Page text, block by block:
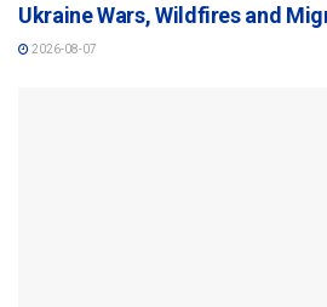
Ukraine Wars, Wildfires and
2026-08-07